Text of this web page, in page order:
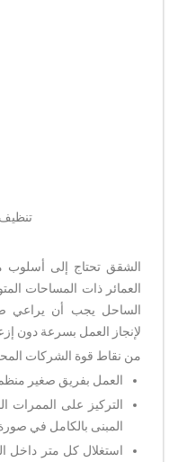
الشقق تحتاج إلى أسلوب
العمائر ذات المساحات
الساحل يجب أن يراعي
لإنجاز العمل بسرعة دون
من نقاط قوة الشركات
العمل بفريق صغير
التركيز على الممرات
المبنى بالكامل في
استغلال كل متر داخل